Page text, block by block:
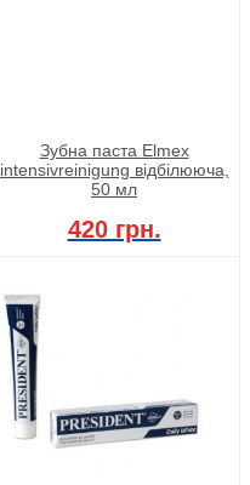
Зубна паста Elmex
intensivreinigung відбілююча,
50 мл
420 грн.